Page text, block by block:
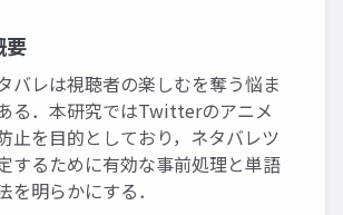
要
バレは視聴者の楽しむを奪う悩ま
る．本研究ではTwitterのアニメ
止を目的としており，ネタバレツ
するために有効な事前処理と単語
を明らかにする．